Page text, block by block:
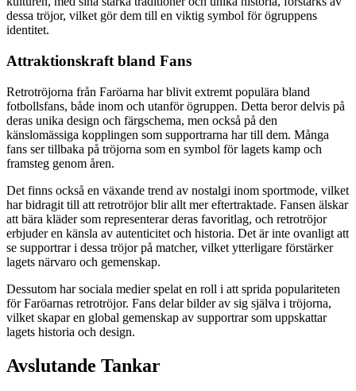
dessa tröjor, vilket gör dem till en viktig symbol för ögruppens
identitet.
Attraktionskraft bland Fans
Retrotröjorna från Faröarna har blivit extremt populära bland
fotbollsfans, både inom och utanför ögruppen. Detta beror delvis på
deras unika design och färgschema, men också på den
känslomässiga kopplingen som supportrarna har till dem. Många
fans ser tillbaka på tröjorna som en symbol för lagets kamp och
framsteg genom åren.
Det finns också en växande trend av nostalgi inom sportmode, vilket
har bidragit till att retrotröjor blir allt mer eftertraktade. Fansen älskar
att bära kläder som representerar deras favoritlag, och retrotröjor
erbjuder en känsla av autenticitet och historia. Det är inte ovanligt att
se supportrar i dessa tröjor på matcher, vilket ytterligare förstärker
lagets närvaro och gemenskap.
Dessutom har sociala medier spelat en roll i att sprida populariteten
för Faröarnas retrotröjor. Fans delar bilder av sig själva i tröjorna,
vilket skapar en global gemenskap av supportrar som uppskattar
lagets historia och design.
Avslutande Tankar